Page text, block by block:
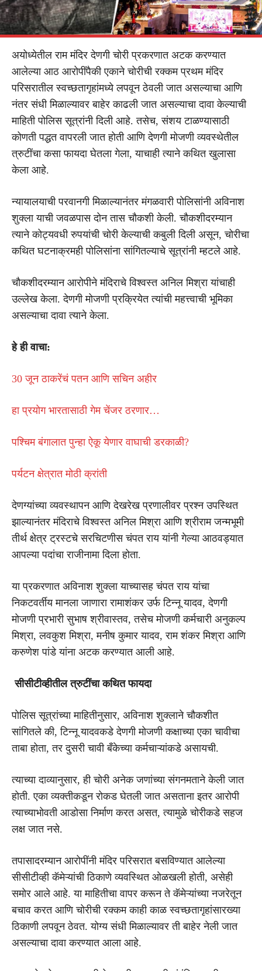
अयोध्येतील राम मंदिर देणगी चोरी प्रकरणात अटक करण्यात
आलेल्या आठ आरोपींपैकी एकाने चोरीची रक्कम प्रथम मंदिर
परिसरातील स्वच्छतागृहांमध्ये लपवून ठेवली जात असल्याचा आणि
नंतर संधी मिळाल्यावर बाहेर काढली जात असल्याचा दावा केल्याची
माहिती पोलिस सूत्रांनी दिली आहे. तसेच, संशय टाळण्यासाठी
कोणती पद्धत वापरली जात होती आणि देणगी मोजणी व्यवस्थेतील
त्रुटींचा कसा फायदा घेतला गेला, याचाही त्याने कथित खुलासा
केला आहे.
न्यायालयाची परवानगी मिळाल्यानंतर मंगळवारी पोलिसांनी अविनाश
शुक्ला याची जवळपास दोन तास चौकशी केली. चौकशीदरम्यान
त्याने कोट्यवधी रुपयांची चोरी केल्याची कबुली दिली असून, चोरीचा
कथित घटनाक्रमही पोलिसांना सांगितल्याचे सूत्रांनी म्हटले आहे.
चौकशीदरम्यान आरोपीने मंदिराचे विश्वस्त अनिल मिश्रा यांचाही
उल्लेख केला. देणगी मोजणी प्रक्रियेत त्यांची महत्त्वाची भूमिका
असल्याचा दावा त्याने केला.
हे ही वाचा:
30 जून ठाकरेंचं पतन आणि सचिन अहीर
हा प्रयोग भारतासाठी गेम चेंजर ठरणार…
पश्चिम बंगालात पुन्हा ऐकू येणार वाघाची डरकाळी?
पर्यटन क्षेत्रात मोठी क्रांती
देणग्यांच्या व्यवस्थापन आणि देखरेख प्रणालीवर प्रश्न उपस्थित
झाल्यानंतर मंदिराचे विश्वस्त अनिल मिश्रा आणि श्रीराम जन्मभूमी
तीर्थ क्षेत्र ट्रस्टचे सरचिटणीस चंपत राय यांनी गेल्या आठवड्यात
आपल्या पदांचा राजीनामा दिला होता.
या प्रकरणात अविनाश शुक्ला याच्यासह चंपत राय यांचा
निकटवर्तीय मानला जाणारा रामाशंकर उर्फ टिन्नू यादव, देणगी
मोजणी प्रभारी सुभाष श्रीवास्तव, तसेच मोजणी कर्मचारी अनुकल्प
मिश्रा, लवकुश मिश्रा, मनीष कुमार यादव, राम शंकर मिश्रा आणि
करुणेश पांडे यांना अटक करण्यात आली आहे.
सीसीटीव्हीतील त्रुटींचा कथित फायदा
पोलिस सूत्रांच्या माहितीनुसार, अविनाश शुक्लाने चौकशीत
सांगितले की, टिन्नू यादवकडे देणगी मोजणी कक्षाच्या एका चावीचा
ताबा होता, तर दुसरी चावी बँकेच्या कर्मचाऱ्यांकडे असायची.
त्याच्या दाव्यानुसार, ही चोरी अनेक जणांच्या संगनमताने केली जात
होती. एका व्यक्तीकडून रोकड घेतली जात असताना इतर आरोपी
त्याच्याभोवती आडोसा निर्माण करत असत, त्यामुळे चोरीकडे सहज
लक्ष जात नसे.
तपासादरम्यान आरोपींनी मंदिर परिसरात बसविण्यात आलेल्या
सीसीटीव्ही कॅमेऱ्यांची ठिकाणे व्यवस्थित ओळखली होती, असेही
समोर आले आहे. या माहितीचा वापर करून ते कॅमेऱ्यांच्या नजरेतून
बचाव करत आणि चोरीची रक्कम काही काळ स्वच्छतागृहांसारख्या
ठिकाणी लपवून ठेवत. योग्य संधी मिळाल्यावर ती बाहेर नेली जात
असल्याचा दावा करण्यात आला आहे.